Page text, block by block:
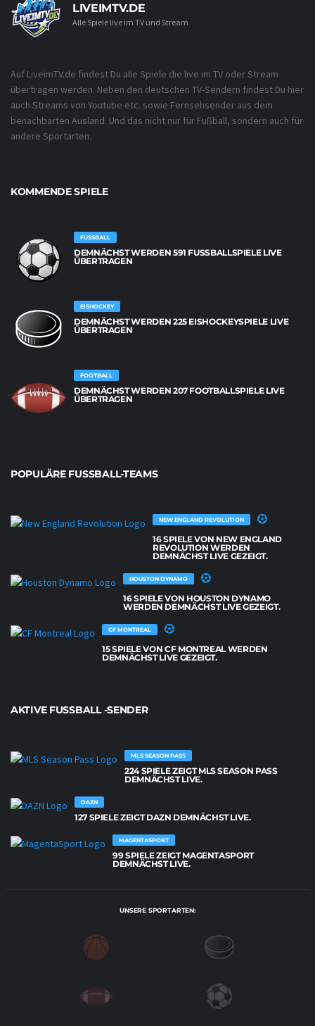
LIVEIMTV.DE
Alle Spiele live im TV und Stream
Auf LiveimTV.de findest Du alle Spiele die live im TV oder Stream
übertragen werden. Neben den deutschen TV-Sendern findest Du hier
auch Streams von Youtube etc. sowie Fernsehsender aus dem
benachbarten Ausland. Und das nicht nur für Fußball, sondern auch für
andere Sportarten.
KOMMENDE SPIELE
FUSSBALL
DEMNÄCHST WERDEN 591 FUSSBALLSPIELE LIVE Ü
BERTRAGEN
EISHOCKEY
DEMNÄCHST WERDEN 225 EISHOCKEYSPIELE LIVE
ÜBERTRAGEN
FOOTBALL
DEMNÄCHST WERDEN 207 FOOTBALLSPIELE LIVE
ÜBERTRAGEN
POPULÄRE FUSSBALL-TEAMS
NEW ENGLAND REVOLUTION
16 SPIELE VON NEW ENGLAND
REVOLUTION WERDEN
DEMNÄCHST LIVE GEZEIGT.
HOUSTON DYNAMO
16 SPIELE VON HOUSTON DYNAMO
WERDEN DEMNÄCHST LIVE GEZEIGT.
CF MONTREAL
15 SPIELE VON CF MONTREAL WERDEN
DEMNÄCHST LIVE GEZEIGT.
AKTIVE FUSSBALL -SENDER
MLS SEASON PASS
224 SPIELE ZEIGT MLS SEASON PASS
DEMNÄCHST LIVE.
DAZN
127 SPIELE ZEIGT DAZN DEMNÄCHST LIVE.
MAGENTASPORT
99 SPIELE ZEIGT MAGENTASPORT
DEMNÄCHST LIVE.
UNSERE SPORTARTEN: